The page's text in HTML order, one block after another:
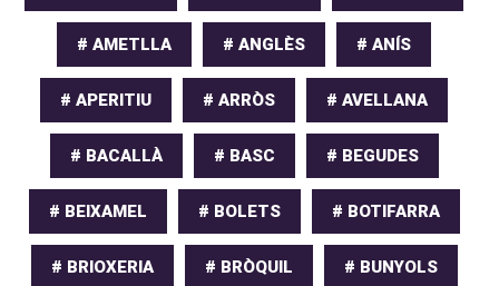
# AMETLLA # ANGLÈS # ANÍS
# APERITIU # ARRÒS # AVELLANA
# BACALLÀ # BASC # BEGUDES
# BEIXAMEL # BOLETS # BOTIFARRA
# BRIOXERIA # BRÒQUIL # BUNYOLS